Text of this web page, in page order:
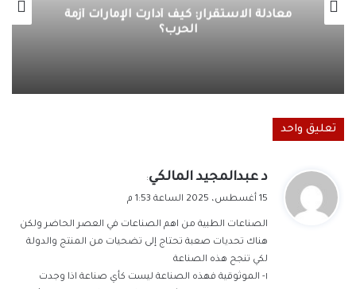
معادلة الاستقرار: كيف أدارت الإمارات أزمة
الحرب؟
تعليق واحد
ي
ق
ل
د عبدالمجيد المالكي:
15 أغسطس، 2025 الساعة 1:53 م
الصناعات الطبية من اهم الصناعات في العصر الحاضر ولكن
هناك تحديات صعبة تحتاج إلى تضحيات من المنتج والدولة
لكي تنجح هذه الصناعة
١- الموثوقية فهذه الصناعة ليست كأي صناعة اذا وجدت